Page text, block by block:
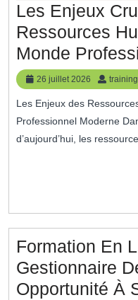
Les Enjeux
Ressources
Monde
26 juillet 2026
26
juillet
2026
Les Enjeux des Ressources Humaines dans le Monde
Professionnel Moderne
d’aujourd’hui, les
Formation En
Gestionnaire
Opportunité À